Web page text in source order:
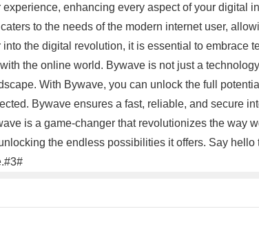
enhancing every aspect of your
to the needs of the modern internet user,
into the digital revolution, it is essential to
the online world. Bywave is not just a
With Bywave, you can unlock the full
Bywave ensures a fast, reliable, and secure
is a game-changer that revolutionizes the
the endless possibilities it offers. Say